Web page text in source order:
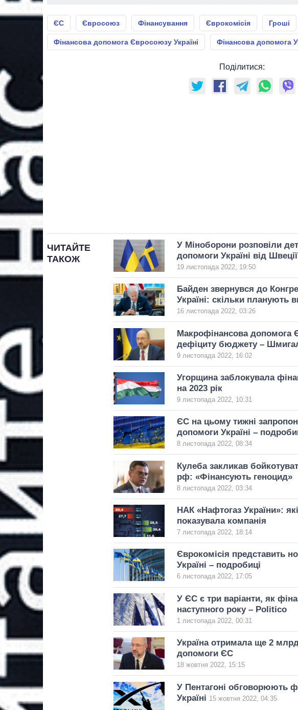
ЄС Євросоюз Фінансування Єврокомісія Гроші
Фінансова допомога Євросоюзу Україні Фінансова допомога
Поділитися:
ЧИТАЙТЕ
ТАКОЖ
У Міноборони розповіли
допомоги Україні від Швеції
19 листопада 2022, 19:50
Байден звернувся до
Україні: скільки планують
16 листопада 2022, 03:26
Макрофінансова допомога
дефіциту бюджету –
9 листопада 2022, 16:02
Угорщина заблокувала
на 2023 рік
9 листопада 2022, 10:31
ЄС на цьому тижні
допомоги Україні –
8 листопада 2022, 08:34
Кулеба закликав
рф: «Фінансують геноцид»
8 листопада 2022, 03:34
НАК «Нафтогаз України»:
показувала компанія
7 листопада 2022, 18:14
Єврокомісія представить
Україні – подробиці
6 листопада 2022, 17:05
У ЄС є три варіанти, як
наступного року – Politico
1 листопада 2022, 00:31
Україна отримала ще 2
допомоги ЄС
18 жовтня 2022, 15:15
У Пентагоні обговорюють
Україні 15 жовтня 2022, 04:35